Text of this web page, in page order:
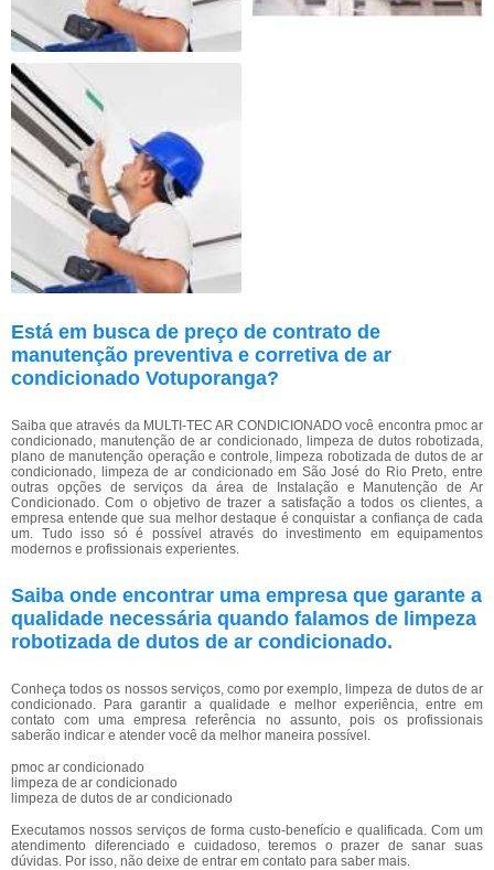
Está em busca de preço de contrato de
manutenção preventiva e corretiva de ar
condicionado Votuporanga?
Saiba que através da MULTI-TEC AR CONDICIONADO você encontra pmoc ar
condicionado, manutenção de ar condicionado, limpeza de dutos robotizada,
plano de manutenção operação e controle, limpeza robotizada de dutos de ar
condicionado, limpeza de ar condicionado em São José do Rio Preto, entre
outras opções de serviços da área de Instalação e Manutenção de Ar
Condicionado. Com o objetivo de trazer a satisfação a todos os clientes, a
empresa entende que sua melhor destaque é conquistar a confiança de cada
um. Tudo isso só é possível através do investimento em equipamentos
modernos e profissionais experientes.
Saiba onde encontrar uma empresa que garante a
qualidade necessária quando falamos de limpeza
robotizada de dutos de ar condicionado.
Conheça todos os nossos serviços, como por exemplo, limpeza de dutos de ar
condicionado. Para garantir a qualidade e melhor experiência, entre em
contato com uma empresa referência no assunto, pois os profissionais
saberão indicar e atender você da melhor maneira possível.
pmoc ar condicionado
limpeza de ar condicionado
limpeza de dutos de ar condicionado
Executamos nossos serviços de forma custo-benefício e qualificada. Com um
atendimento diferenciado e cuidadoso, teremos o prazer de sanar suas
dúvidas. Por isso, não deixe de entrar em contato para saber mais.